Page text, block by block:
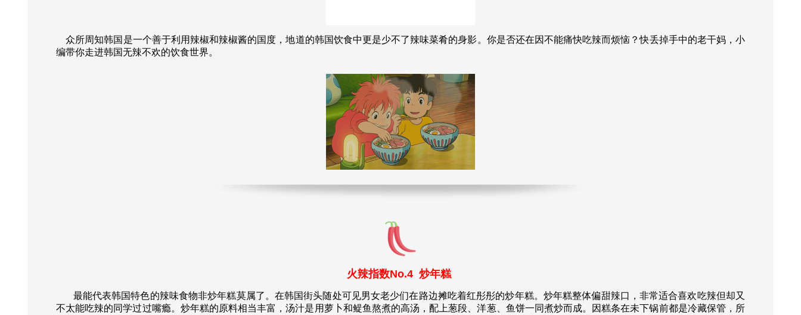
众所周知韩国是一个善于利用辣椒和辣椒酱的国度，地道的韩国饮食中更是少不了辣味菜肴的身影。你是否还在因不能痛快吃辣而烦恼？快丢掉手中的老干妈，小
编带你走进韩国无辣不欢的饮食世界。
火辣指数No.4 炒年糕
最能代表韩国特色的辣味食物非炒年糕莫属了。在韩国街头随处可见男女老少们在路边摊吃着红彤彤的炒年糕。炒年糕整体偏甜辣口，非常适合喜欢吃辣但却又
不太能吃辣的同学过过嘴瘾。炒年糕的原料相当丰富，汤汁是用萝卜和鳀鱼熬煮的高汤，配上葱段、洋葱、鱼饼一同煮炒而成。因糕条在未下锅前都是冷藏保管，所